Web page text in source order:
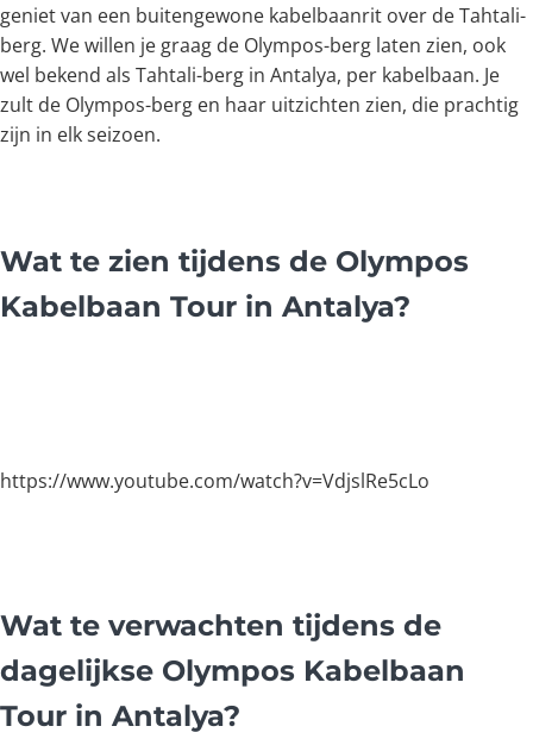
geniet van een buitengewone kabelbaanrit over de Tahtali-
berg. We willen je graag de Olympos-berg laten zien, ook
wel bekend als Tahtali-berg in Antalya, per kabelbaan. Je
zult de Olympos-berg en haar uitzichten zien, die prachtig
zijn in elk seizoen.
Wat te zien tijdens de Olympos
Kabelbaan Tour in Antalya?
https://www.youtube.com/watch?v=VdjslRe5cLo
Wat te verwachten tijdens de
dagelijkse Olympos Kabelbaan
Tour in Antalya?